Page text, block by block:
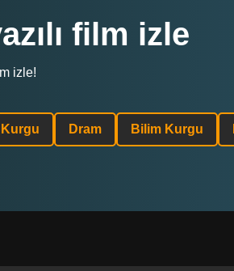
film izle
izle!
Dram Bilim Kurgu